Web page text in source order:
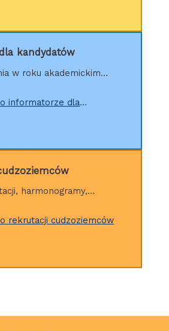
kandydatów
w roku akademickim
informatorze dla
harmonogramy,
rekrutacji cudzoziemców